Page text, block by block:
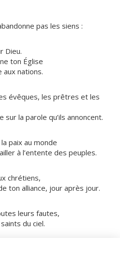
pas les siens :
Dieu.
ton Église
nations.
évêques, les prêtres et les
la parole qu’ils annoncent.
paix au monde
à l’entente des peuples.
chrétiens,
ton alliance, jour après jour.
leurs fautes,
du ciel.